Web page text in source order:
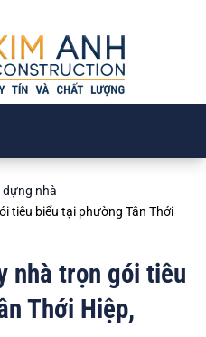
dựng nhà
tiêu biểu tại phường Tân Thới
nhà trọn gói tiêu
Thới Hiệp,